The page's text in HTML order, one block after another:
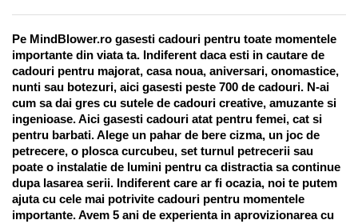
Pe MindBlower.ro gasesti cadouri pentru toate momentele
importante din viata ta. Indiferent daca esti in cautare de
cadouri pentru majorat, casa noua, aniversari, onomastice,
nunti sau botezuri, aici gasesti peste 700 de cadouri. N-ai
cum sa dai gres cu sutele de cadouri creative, amuzante si
ingenioase. Aici gasesti cadouri atat pentru femei, cat si
pentru barbati. Alege un pahar de bere cizma, un joc de
petrecere, o plosca curcubeu, set turnul petrecerii sau
poate o instalatie de lumini pentru ca distractia sa continue
dupa lasarea serii. Indiferent care ar fi ocazia, noi te putem
ajuta cu cele mai potrivite cadouri pentru momentele
importante. Avem 5 ani de experienta in aprovizionarea cu